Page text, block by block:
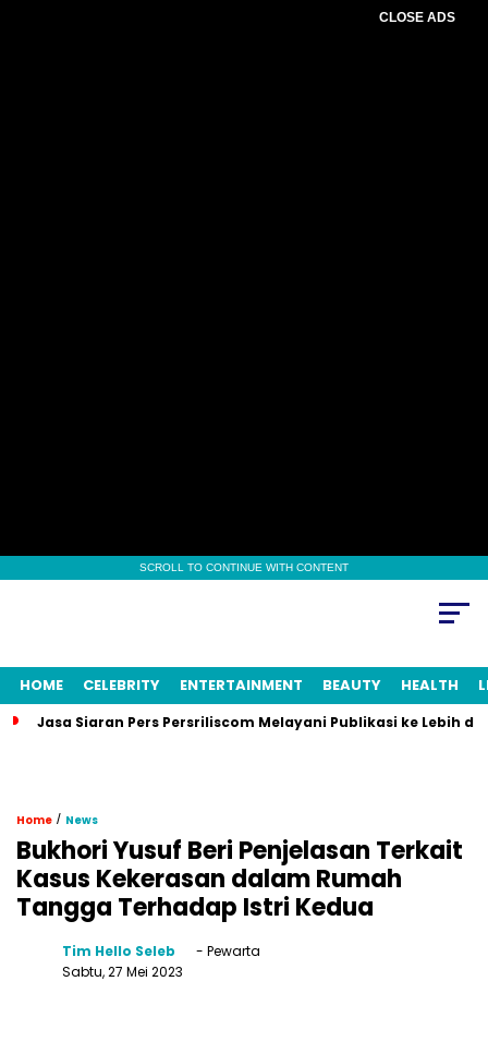
CLOSE ADS
SCROLL TO CONTINUE WITH CONTENT
HOME CELEBRITY ENTERTAINMENT BEAUTY HEALTH
Jasa Siaran Pers Persriliscom Melayani Publikasi ke Lebih
Home / News
Bukhori Yusuf Beri Penjelasan Terkait
Kasus Kekerasan dalam Rumah
Tangga Terhadap Istri Kedua
Tim Hello Seleb
- Pewarta
Sabtu, 27 Mei 2023